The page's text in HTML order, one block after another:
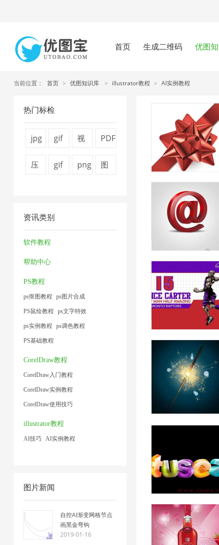
首页 生成二维码 优图
当前位置： 首页 > 优图知识库 > illustrator教程 > AI实例教程
热门标检
jpg
缩
1
gif
视
PDF
1
压
片
4
gif
压
png
图
资讯类别
软件教程
帮助中心
PS教程
ps抠图教程 ps图片合成
PS鼠绘教程 ps文字特效
ps实例教程 ps调色教程
PS基础教程
CorelDraw教程
CorelDraw入门教程
CorelDraw实例教程
CorelDraw使用技巧
illustrator教程
AI技巧 AI实例教程
图片新闻
自控AI渐变网格节点
画黑金弯钩
2019-01-16